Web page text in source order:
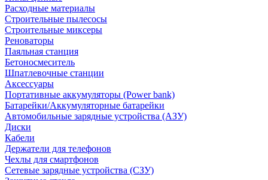
Расходные материалы
Строительные пылесосы
Строительные миксеры
Реноваторы
Паяльная станция
Бетоносмеситель
Шпатлевочные станции
Аксессуары
Портативные аккумуляторы (Power bank)
Батарейки/Аккумуляторные батарейки
Автомобильные зарядные устройства (АЗУ)
Диски
Кабели
Держатели для телефонов
Чехлы для смартфонов
Сетевые зарядные устройства (СЗУ)